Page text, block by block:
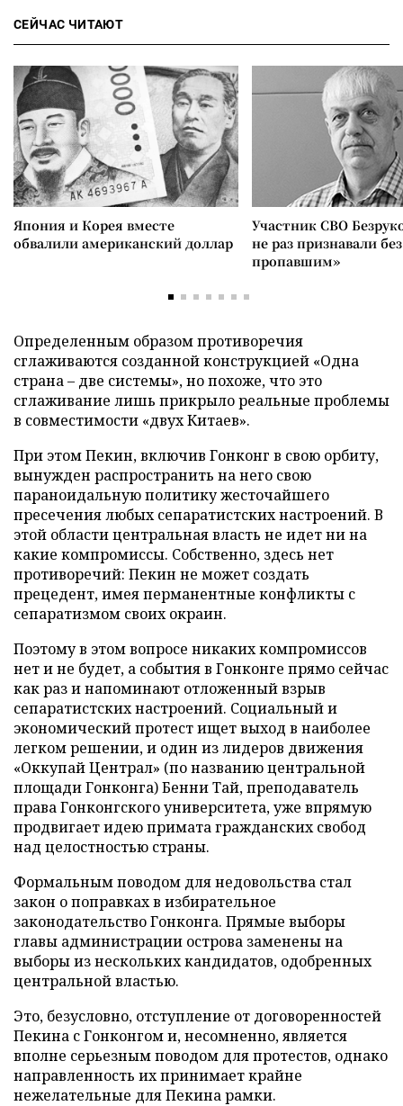
СЕЙЧАС ЧИТАЮТ
Япония и Корея вместе
обвалили американский доллар
Участник СВО
не раз признавали
пропавшим»
Определенным образом противоречия
сглаживаются созданной конструкцией «Одна
страна – две системы», но похоже, что это
сглаживание лишь прикрыло реальные проблемы
в совместимости «двух Китаев».
При этом Пекин, включив Гонконг в свою орбиту,
вынужден распространить на него свою
параноидальную политику жесточайшего
пресечения любых сепаратистских настроений. В
этой области центральная власть не идет ни на
какие компромиссы. Собственно, здесь нет
противоречий: Пекин не может создать
прецедент, имея перманентные конфликты с
сепаратизмом своих окраин.
Поэтому в этом вопросе никаких компромиссов
нет и не будет, а события в Гонконге прямо сейчас
как раз и напоминают отложенный взрыв
сепаратистских настроений. Социальный и
экономический протест ищет выход в наиболее
легком решении, и один из лидеров движения
«Оккупай Централ» (по названию центральной
площади Гонконга) Бенни Тай, преподаватель
права Гонконгского университета, уже впрямую
продвигает идею примата гражданских свобод
над целостностью страны.
Формальным поводом для недовольства стал
закон о поправках в избирательное
законодательство Гонконга. Прямые выборы
главы администрации острова заменены на
выборы из нескольких кандидатов, одобренных
центральной властью.
Это, безусловно, отступление от договоренностей
Пекина с Гонконгом и, несомненно, является
вполне серьезным поводом для протестов, однако
направленность их принимает крайне
нежелательные для Пекина рамки.